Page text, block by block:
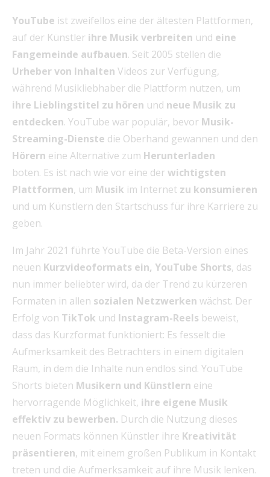
YouTube ist zweifellos eine der ältesten Plattformen,
auf der Künstler ihre Musik verbreiten und eine
Fangemeinde aufbauen. Seit 2005 stellen die
Urheber von Inhalten Videos zur Verfügung,
während Musikliebhaber die Plattform nutzen, um
ihre Lieblingstitel zu hören und neue Musik zu
entdecken. YouTube war populär, bevor Musik-
Streaming-Dienste die Oberhand gewannen und den
Hörern eine Alternative zum Herunterladen
boten. Es ist nach wie vor eine derwichtigsten
Plattformen, um Musik im Internet zu konsumieren
und um Künstlern den Startschuss für ihre Karriere zu
geben.
Im Jahr 2021 führte YouTube die Beta-Version eines
neuen Kurzvideoformats ein, YouTube Shorts, das
nun immer beliebter wird, da der Trend zu kürzeren
Formaten in allen sozialen Netzwerken wächst. Der
Erfolg von TikTok und Instagram-Reels beweist,
dass das Kurzformat funktioniert: Es fesselt die
Aufmerksamkeit des Betrachters in einem digitalen
Raum, in dem die Inhalte nun endlos sind. YouTube
Shorts bieten Musikern und Künstlern eine
hervorragende Möglichkeit, ihre eigene Musik
effektiv zu bewerben. Durch die Nutzung dieses
neuen Formats können Künstler ihre Kreativität
präsentieren, mit einem großen Publikum in Kontakt
treten und die Aufmerksamkeit auf ihre Musik lenken.